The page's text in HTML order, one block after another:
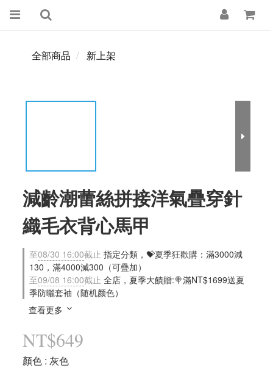
全部商品 新上架
減齡潮蕾絲拼接洋氣疊穿針
織毛衣背心馬甲
至08/30 16:00截止 指定分類，💝夏季狂歡購：滿3000減
130，滿4000減300（可疊加）
至09/08 16:00截止 全店，夏季大饋贈:🍭滿NT$1699送夏
季防曬套袖（随机颜色）
查看更多
NT$649
顏色 : 灰色